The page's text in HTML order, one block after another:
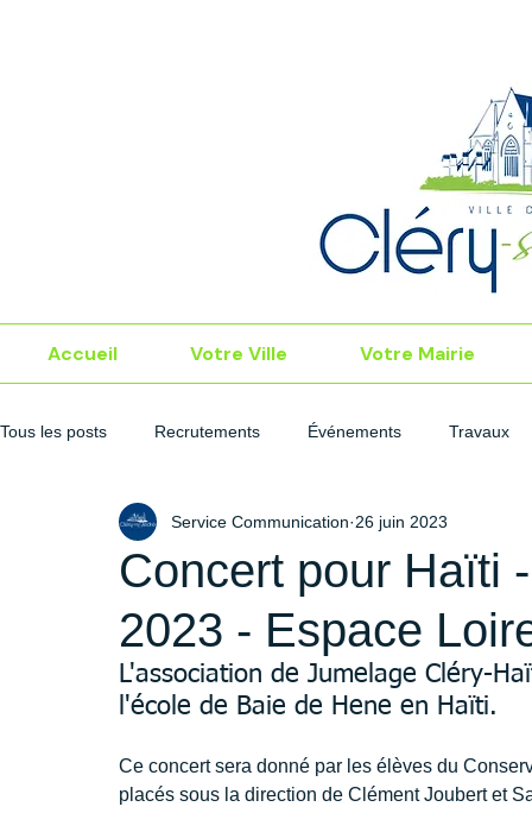
Accueil Votre Ville Votre Mairie
Tous les posts Recrutements Événements Travaux
Concert pour Haïti
2023 - Espace
Service Communication 26 juin 2023
L'association de Jumelage Cléry-
l'école de Baie de Hene en Haïti.
Ce concert sera donné par les élèves du
placés sous la direction de Clément Joubert et